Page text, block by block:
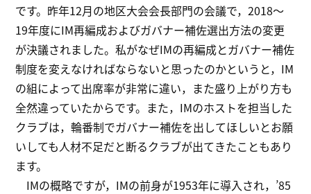
です。昨年12月の地区大会会長部門の会議で，2018～
19年度にIM再編成およびガバナー補佐選出方法の変更
が決議されました。私がなぜIMの再編成とガバナー補佐
制度を変えなければならないと思ったのかというと，IM
の組によって出席率が非常に違い，また盛り上がり方も
全然違っていたからです。また，IMのホストを担当した
クラブは，輪番制でガバナー補佐を出してほしいとお願
いしても人材不足だと断るクラブが出てきたこともあり
ます。
IMの概略ですが，IMの前身が1953年に導入され，’85